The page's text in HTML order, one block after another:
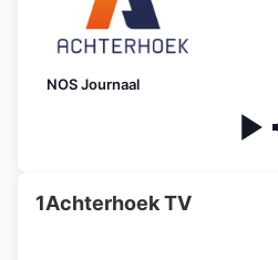
NOS Journaal
1Achterhoek TV